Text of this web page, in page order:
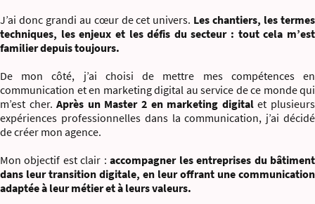
J’ai donc grandi au cœur de cet univers. Les chantiers, les termes
techniques, les enjeux et les défis du secteur : tout cela m’est
familier depuis toujours.
De mon côté, j’ai choisi de mettre mes compétences en
communication et en marketing digital au service de ce monde qui
m’est cher.Après un Master 2 en marketing digitalet plusieurs
expériences professionnelles dans la communication, j’ai décidé
de créer mon agence.
Mon objectif est clair :accompagner les entreprises du bâtiment
dans leur transition digitale, en leur offrant une communication
adaptée à leur métier et à leurs valeurs.